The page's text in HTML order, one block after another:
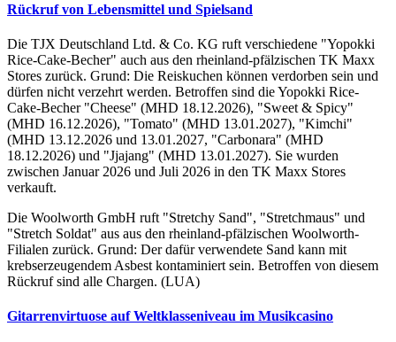
Rückruf von Lebensmittel und Spielsand
Die TJX Deutschland Ltd. & Co. KG ruft verschiedene "Yopokki
Rice-Cake-Becher" auch aus den rheinland-pfälzischen TK Maxx
Stores zurück. Grund: Die Reiskuchen können verdorben sein und
dürfen nicht verzehrt werden. Betroffen sind die Yopokki Rice-
Cake-Becher "Cheese" (MHD 18.12.2026), "Sweet & Spicy"
(MHD 16.12.2026), "Tomato" (MHD 13.01.2027), "Kimchi"
(MHD 13.12.2026 und 13.01.2027, "Carbonara" (MHD
18.12.2026) und "Jjajang" (MHD 13.01.2027). Sie wurden
zwischen Januar 2026 und Juli 2026 in den TK Maxx Stores
verkauft.
Die Woolworth GmbH ruft "Stretchy Sand", "Stretchmaus" und
"Stretch Soldat" aus aus den rheinland-pfälzischen Woolworth-
Filialen zurück. Grund: Der dafür verwendete Sand kann mit
krebserzeugendem Asbest kontaminiert sein. Betroffen von diesem
Rückruf sind alle Chargen. (LUA)
Gitarrenvirtuose auf Weltklasseniveau im Musikcasino